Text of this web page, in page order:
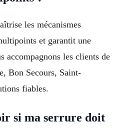
les mécanismes
et garantit une
accompagnons les clients de
Bon Secours, Saint-
fiables.
si ma serrure doit